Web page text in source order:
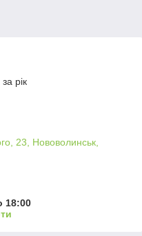
рік
23, Нововолинськ,
18:00